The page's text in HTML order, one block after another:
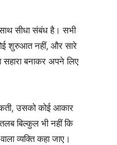
सीधा संबंध है। सभी
शुरुआत नहीं, और सारे
बनाकर अपने लिए
उसको कोई आकार
बिल्कुल भी नहीं कि
व्यक्ति कहा जाए।